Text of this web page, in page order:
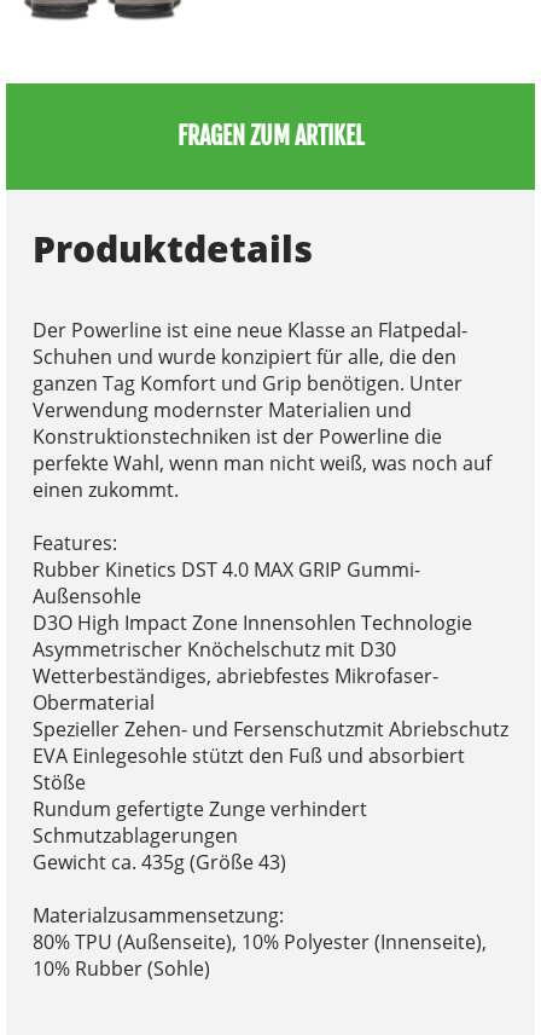
FRAGEN ZUM ARTIKEL
Produktdetails
Der Powerline ist eine neue Klasse an Flatpedal-
Schuhen und wurde konzipiert für alle, die den
ganzen Tag Komfort und Grip benötigen. Unter
Verwendung modernster Materialien und
Konstruktionstechniken ist der Powerline die
perfekte Wahl, wenn man nicht weiß, was noch auf
einen zukommt.
Features:
Rubber Kinetics DST 4.0 MAX GRIP Gummi-
Außensohle
D3O High Impact Zone Innensohlen Technologie
Asymmetrischer Knöchelschutz mit D30
Wetterbeständiges, abriebfestes Mikrofaser-
Obermaterial
Spezieller Zehen- und Fersenschutzmit Abriebschutz
EVA Einlegesohle stützt den Fuß und absorbiert
Stöße
Rundum gefertigte Zunge verhindert
Schmutzablagerungen
Gewicht ca. 435g (Größe 43)
Materialzusammensetzung:
80% TPU (Außenseite), 10% Polyester (Innenseite),
10% Rubber (Sohle)